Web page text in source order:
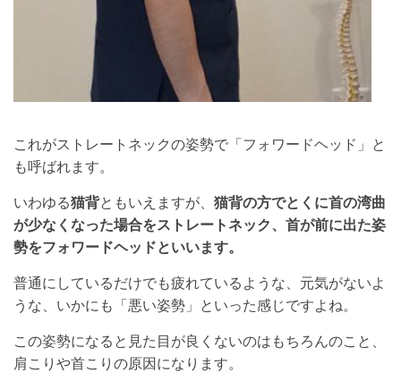
これがストレートネックの姿勢で「フォワードヘッド」と
も呼ばれます。
いわゆる猫背ともいえますが、 猫背の方でとくに首の湾曲
が少なくなった場合をストレートネック、首が前に出た姿
勢をフォワードヘッドといいます。
普通にしているだけでも疲れているような、元気がないよ
うな、いかにも「悪い姿勢」といった感じですよね。
この姿勢になると見た目が良くないのはもちろんのこと、
肩こりや首こりの原因になります。